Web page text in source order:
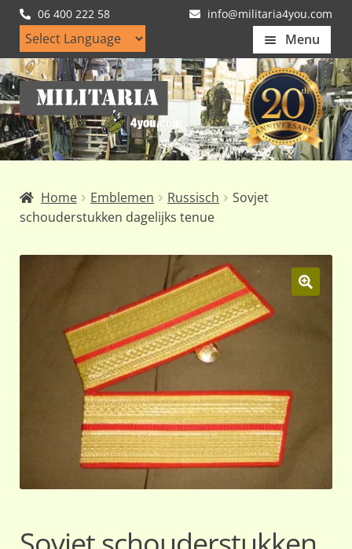
06 400 222 58 info@militaria4you.com
Menu
Home
Artikelen
Nieuws
Klantfotos
Ga
door
naar
navigatie
Ga
naar
de
inhoud
Home Emblemen Russisch
Sovjet
schouderstukken dagelijks tenue